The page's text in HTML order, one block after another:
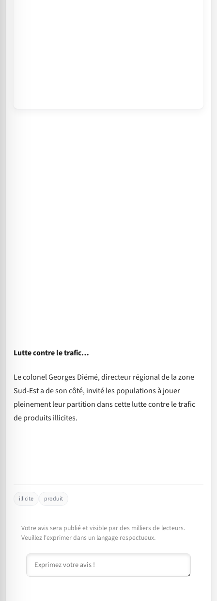
Lutte contre le trafic…
Le colonel Georges Diémé, directeur régional de la zone
Sud-Est a de son côté, invité les populations à jouer
pleinement leur partition dans cette lutte contre le trafic
de produits illicites.
illicite produit
Votre avis sera publié et visible par des milliers de lecteurs.
Veuillez l'exprimer dans un langage respectueux.
Commentaire